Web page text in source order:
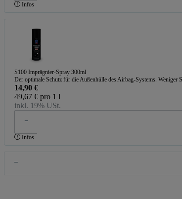
Infos
S100 Imprägnier-Spray 300ml
Der optimale Schutz für die Außenhülle des Airbag-Systems. Weniger
14,90 €
49,67 € pro 1 l
inkl. 19% USt.
Infos